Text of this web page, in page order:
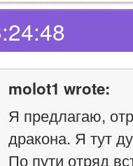
molot1 wrote:
Я предлагаю,
дракона. Я тут
По пути отряд